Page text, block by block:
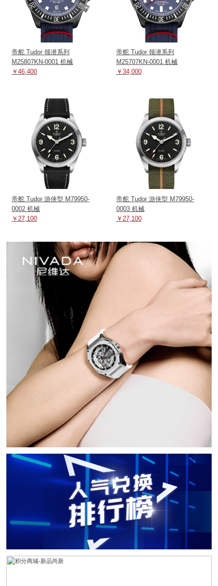
帝舵 Tudor 领潜系列
M25807KN-0001 机械
￥46,400
帝舵 Tudor 领潜系列
M25707KN-0001 机械
￥34,000
帝舵 Tudor 游侠型 M79950-
0002 机械
￥27,100
帝舵 Tudor 游侠型 M79950-
0003 机械
￥27,100